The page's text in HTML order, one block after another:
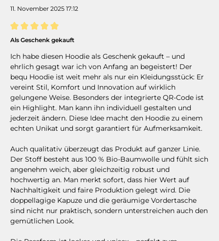
11. November 2025 17:12
Bewertung mit 5 von 5 Sternen
Als Geschenk gekauft
Ich habe diesen Hoodie als Geschenk gekauft – und
ehrlich gesagt war ich von Anfang an begeistert! Der
bequ Hoodie ist weit mehr als nur ein Kleidungsstück: Er
vereint Stil, Komfort und Innovation auf wirklich
gelungene Weise. Besonders der integrierte QR-Code ist
ein Highlight. Man kann ihn individuell gestalten und
jederzeit ändern. Diese Idee macht den Hoodie zu einem
echten Unikat und sorgt garantiert für Aufmerksamkeit.
Auch qualitativ überzeugt das Produkt auf ganzer Linie.
Der Stoff besteht aus 100 % Bio-Baumwolle und fühlt sich
angenehm weich, aber gleichzeitig robust und
hochwertig an. Man merkt sofort, dass hier Wert auf
Nachhaltigkeit und faire Produktion gelegt wird. Die
doppellagige Kapuze und die geräumige Vordertasche
sind nicht nur praktisch, sondern unterstreichen auch den
gemütlichen Look.